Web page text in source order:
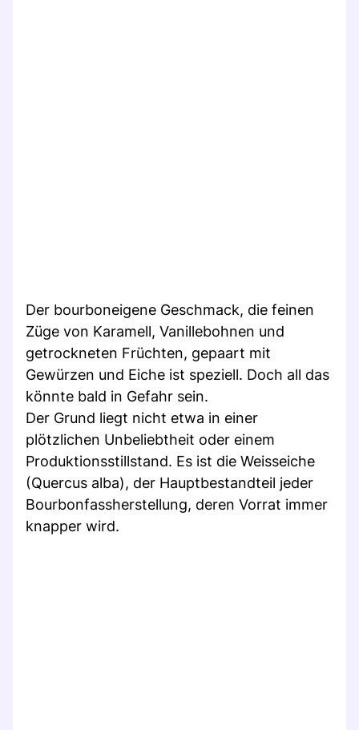
Der bourboneigene Geschmack, die feinen
Züge von Karamell, Vanillebohnen und
getrockneten Früchten, gepaart mit
Gewürzen und Eiche ist speziell. Doch all das
könnte bald in Gefahr sein.
Der Grund liegt nicht etwa in einer
plötzlichen Unbeliebtheit oder einem
Produktionsstillstand. Es ist die Weisseiche
(Quercus alba), der Hauptbestandteil jeder
Bourbonfassherstellung, deren Vorrat immer
knapper wird.